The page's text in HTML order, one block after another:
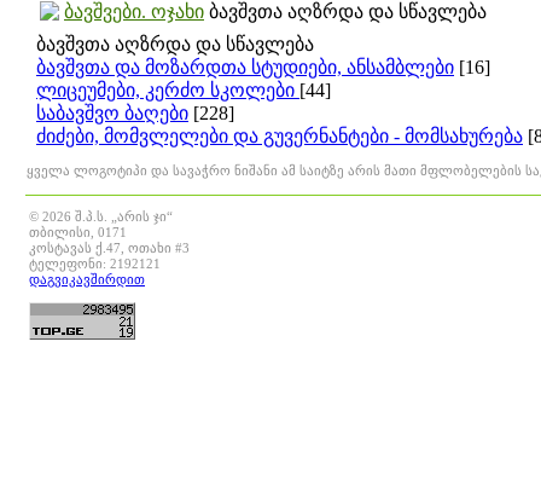
ბავშვები. ოჯახი ბავშვთა აღზრდა და სწავლება
ბავშვთა აღზრდა და სწავლება
ბავშვთა და მოზარდთა სტუდიები, ანსამბლები [16]
ლიცეუმები, კერძო სკოლები [44]
საბავშვო ბაღები [228]
ძიძები, მომვლელები და გუვერნანტები - მომსახურება
ყველა ლოგოტიპი და სავაჭრო ნიშანი ამ საიტზე არის მათი მფლობელების
© 2026 შ.პ.ს. „არის ჯი“
თბილისი, 0171
კოსტავას ქ.47, ოთახი #3
ტელეფონი: 2192121
დაგვიკავშირდით